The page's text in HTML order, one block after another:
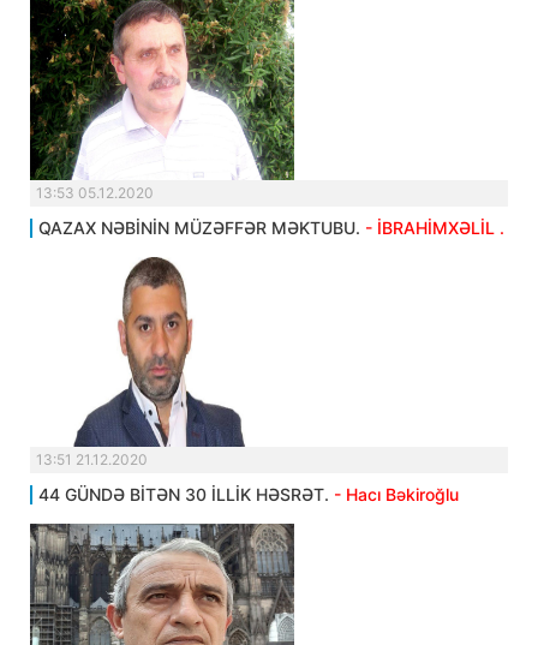
13:53 05.12.2020
QAZAX NƏBİNİN MÜZƏFFƏR MƏKTUBU. - İBRAHİMXƏLİL .
13:51 21.12.2020
44 GÜNDƏ BİTƏN 30 İLLİK HƏSRƏT. - Hacı Bəkiroğlu